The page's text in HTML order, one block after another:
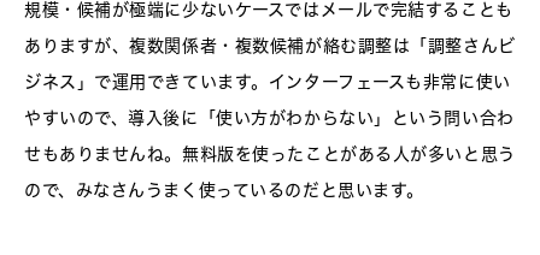
規模・候補が極端に少ないケースではメールで完結することも
ありますが、複数関係者・複数候補が絡む調整は「調整さんビ
ジネス」で運用できています。インターフェースも非常に使い
やすいので、導入後に「使い方がわからない」という問い合わ
せもありませんね。無料版を使ったことがある人が多いと思う
ので、みなさんうまく使っているのだと思います。